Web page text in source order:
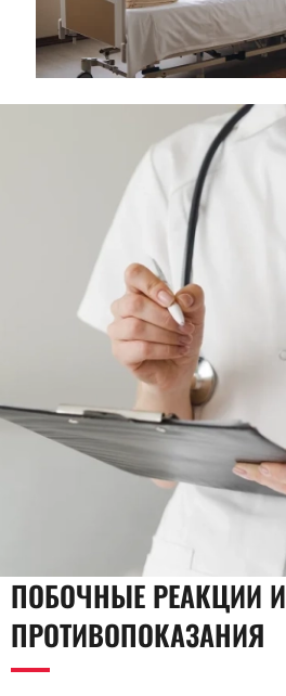
ПОБОЧНЫЕ РЕАКЦИИ И
ПРОТИВОПОКАЗАНИЯ